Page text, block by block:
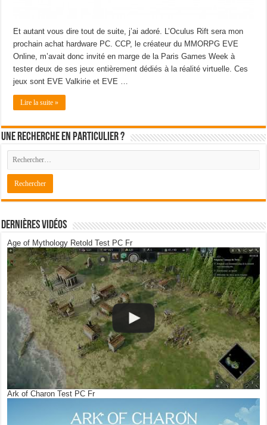
Et autant vous dire tout de suite, j’ai adoré. L’Oculus Rift sera mon
prochain achat hardware PC. CCP, le créateur du MMORPG EVE
Online, m’avait donc invité en marge de la Paris Games Week à
tester deux de ses jeux entièrement dédiés à la réalité virtuelle. Ces
jeux sont EVE Valkirie et EVE …
Lire la suite »
Une recherche en particulier ?
Dernières Vidéos
Age of Mythology Retold Test PC Fr
Ark of Charon Test PC Fr